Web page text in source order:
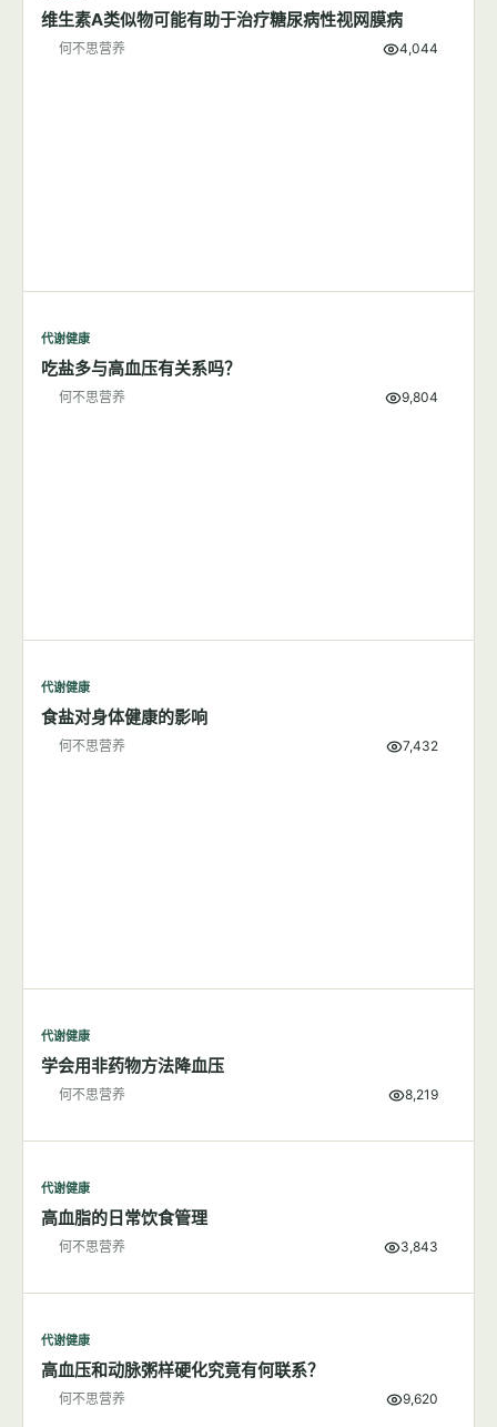
维生素A类似物可能有助于治疗糖尿病性视网膜病
何不思营养 4,044
代谢健康
吃盐多与高血压有关系吗？
何不思营养 9,804
代谢健康
食盐对身体健康的影响
何不思营养 7,432
代谢健康
学会用非药物方法降血压
何不思营养 8,219
代谢健康
高血脂的日常饮食管理
何不思营养 3,843
代谢健康
高血压和动脉粥样硬化究竟有何联系？
何不思营养 9,620